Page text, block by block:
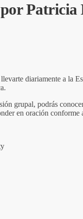
Patricia
diariamente a la
grupal, podrás
en oración conforme